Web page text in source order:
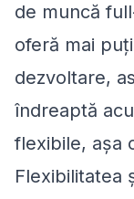
de muncă
oferă mai
dezvoltare,
îndreaptă
flexibile, așa
Flexibilitatea